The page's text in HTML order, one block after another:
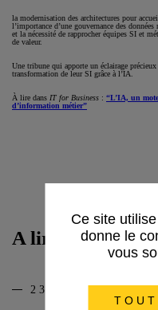
la modernisation des architectures pour
l’importance d’une gouvernance des
et la nécessité de rapprocher équipes SI et
de valeur.
Une tribune qui apporte un éclairage
transformation de leur SI grâce à l’IA.
À lire dans IT for Business : “L’IA, un
d’information métier”
A lire aussi
23/07/2026
Ce site
donne le
vous